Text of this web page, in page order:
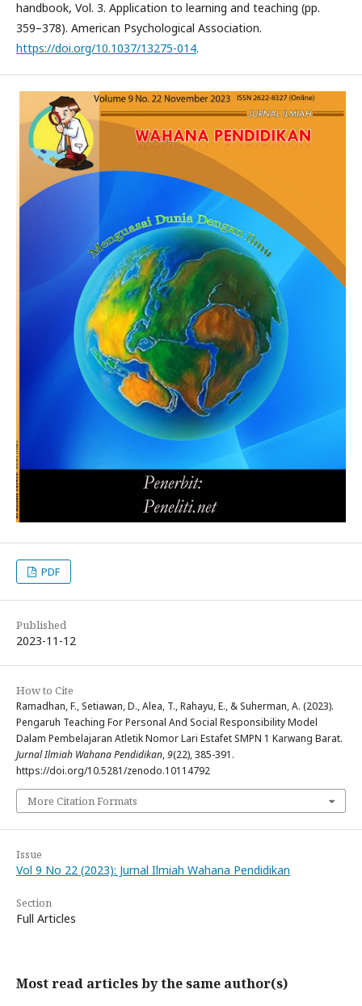
handbook, Vol. 3. Application to learning and teaching (pp.
359–378). American Psychological Association.
https://doi.org/10.1037/13275-014.
PDF
Published
2023-11-12
How to Cite
Ramadhan, F., Setiawan, D., Alea, T., Rahayu, E., & Suherman, A. (2023).
Pengaruh Teaching For Personal And Social Responsibility Model
Dalam Pembelajaran Atletik Nomor Lari Estafet SMPN 1 Karwang Barat.
Jurnal Ilmiah Wahana Pendidikan,9(22), 385-391.
https://doi.org/10.5281/zenodo.10114792
More Citation Formats
Issue
Vol 9 No 22 (2023): Jurnal Ilmiah Wahana Pendidikan
Section
Full Articles
Most read articles by the same author(s)